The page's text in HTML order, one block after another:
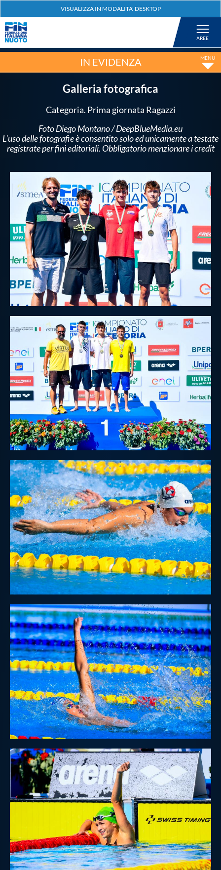
Nuoto
Pallanuoto
Tuffi
Artistico
Fondo
Salvamento
Master
Formazione
Scuole Nuoto
Propaganda
Centri Federali
Area Legislativa
Protezione Civile
Qualità
Sostenibilità
Privacy
Cookie Policy
Archivio News
Flash News
Galleria fotografica
Videogallery
Intranet
Webmail
Contatti
IN EVIDENZA
Galleria fotografica
Categoria. Prima giornata Ragazzi
Foto Diego Montano / DeepBlueMedia.eu
L'uso delle fotografie è consentito solo ed unicamente a testate
registrate per fini editoriali. Obbligatorio menzionare i credit